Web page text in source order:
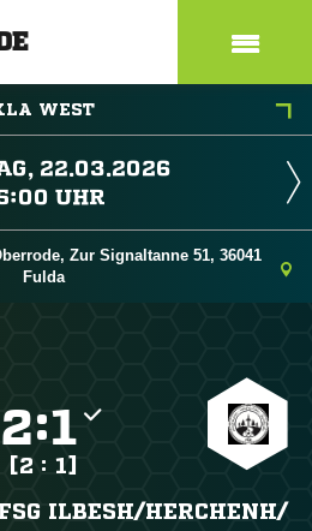
WEST


Zur Signaltanne 51, 36041
Fulda
:
[2 : 1]
FSG ILBESH/​HERCHENH/​